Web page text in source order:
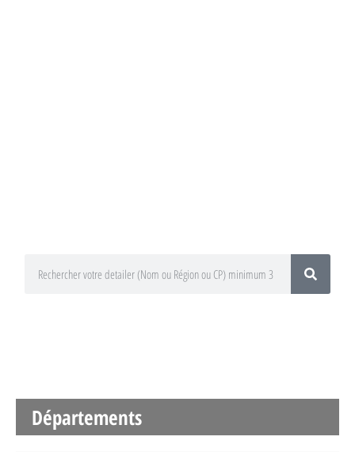
Départements